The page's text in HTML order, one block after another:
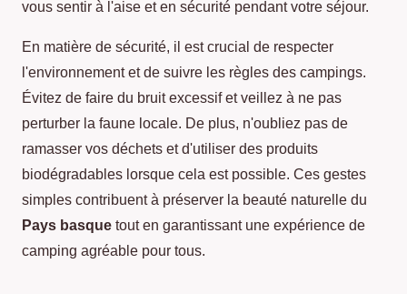
vous sentir à l'aise et en sécurité pendant votre séjour.
En matière de sécurité, il est crucial de respecter
l'environnement et de suivre les règles des campings.
Évitez de faire du bruit excessif et veillez à ne pas
perturber la faune locale. De plus, n'oubliez pas de
ramasser vos déchets et d'utiliser des produits
biodégradables lorsque cela est possible. Ces gestes
simples contribuent à préserver la beauté naturelle du
Pays basque tout en garantissant une expérience de
camping agréable pour tous.